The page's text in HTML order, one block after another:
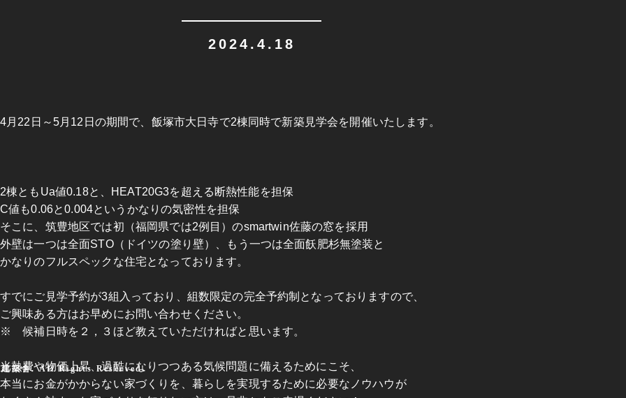
2024.4.18
4月22日～5月12日の期間で、飯塚市大日寺で2棟同時で新築見学会を開催いたします。
2棟ともUa値0.18と、HEAT20G3を超える断熱性能を担保
C値も0.06と0.004というかなりの気密性を担保
そこに、筑豊地区では初（福岡県では2例目）のsmartwin佐藤の窓を採用
外壁は一つは全面STO（ドイツの塗り壁）、もう一つは全面飫肥杉無塗装と
かなりのフルスペックな住宅となっております。
すでにご見学予約が3組入っており、組数限定の完全予約制となっておりますので、
ご興味ある方はお早めにお問い合わせください。
※ 候補日時を２，３ほど教えていただければと思います。
光熱費や物価上昇、過酷になりつつある気候問題に備えるためにこそ、
本当にお金がかからない家づくりを、暮らしを実現するために必要なノウハウが
築舎. All Rights Reserved.